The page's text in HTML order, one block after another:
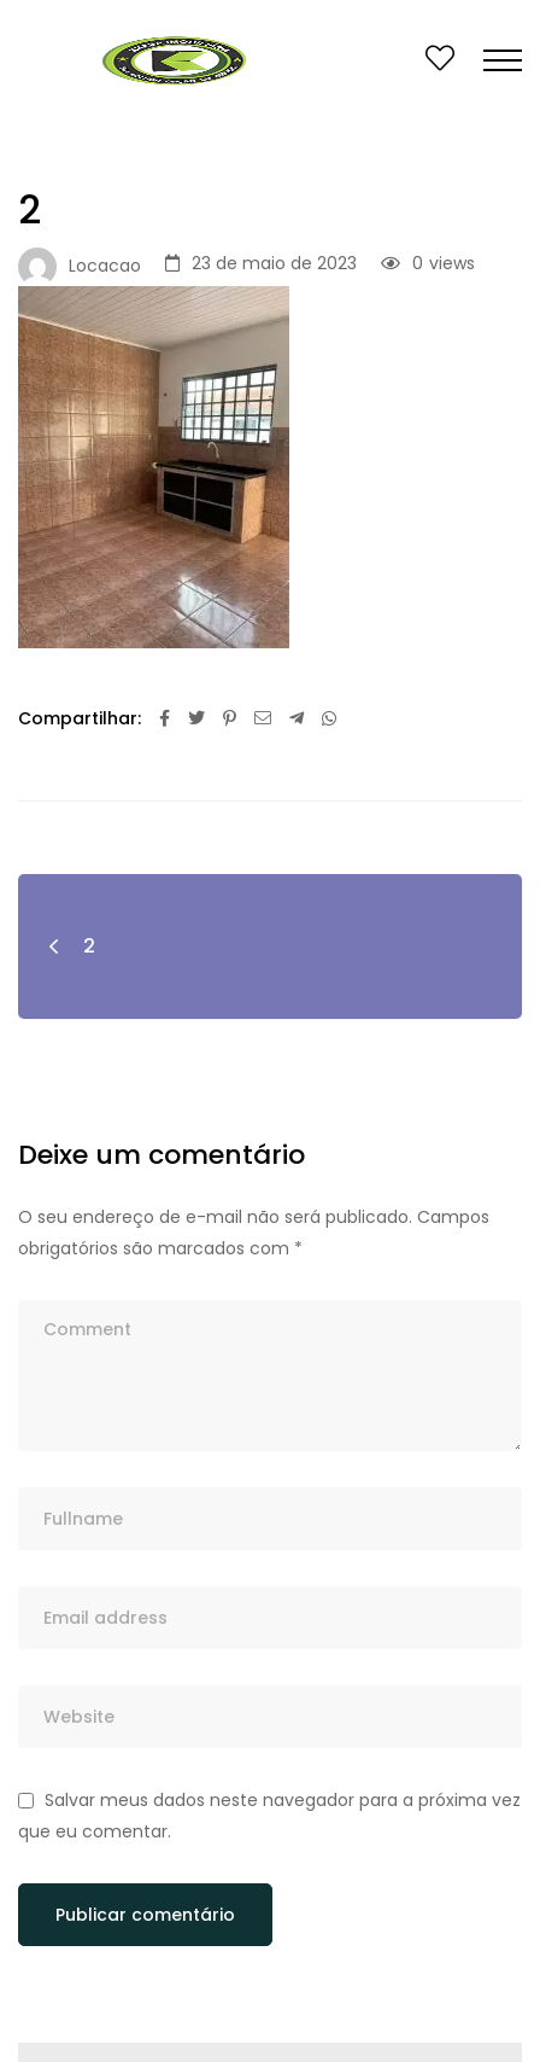
2
Locacao 23 de maio de 2023 views
0
Compartilhar:
2
Deixe um comentário
O seu endereço de e-mail não será publicado. Campos
obrigatórios são marcados com *
Salvar meus dados neste navegador para a próxima vez
que eu comentar.